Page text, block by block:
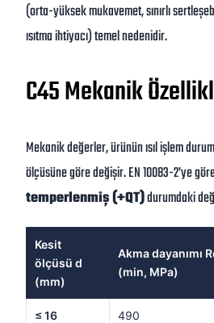
(orta-yüksek mukavemet, sınırlı
ısıtma ihtiyacı) temel nedenidir.
C45 Mekanik
Mekanik değerler, ürünün ısıl işlem
ölçüsüne göre değişir. EN 10083-2’ye
temperlenmiş (+QT)durumdaki
Kesit
ölçüsü d
(mm)
Akma dayanımı
(min, MPa)
≤ 16 490